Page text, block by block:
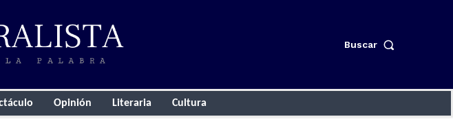
Buscar
Opinión Literaria Cultura